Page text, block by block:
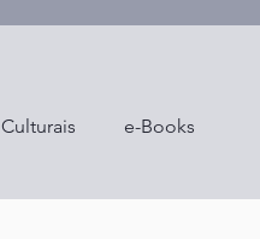
Culturais e-Books